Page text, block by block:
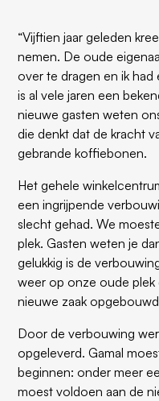
“Vijftien jaar geleden
nemen. De oude
over te dragen en ik
is al vele jaren een
nieuwe gasten weten
die denkt dat de kracht
gebrande kofﬁebonen.
Het gehele
een ingrijpende
slecht gehad. We
plek. Gasten weten je
gelukkig is de
weer op onze oude
nieuwe zaak
Door de verbouwing
opgeleverd. Gamal
beginnen: onder meer
moest voldoen aan de